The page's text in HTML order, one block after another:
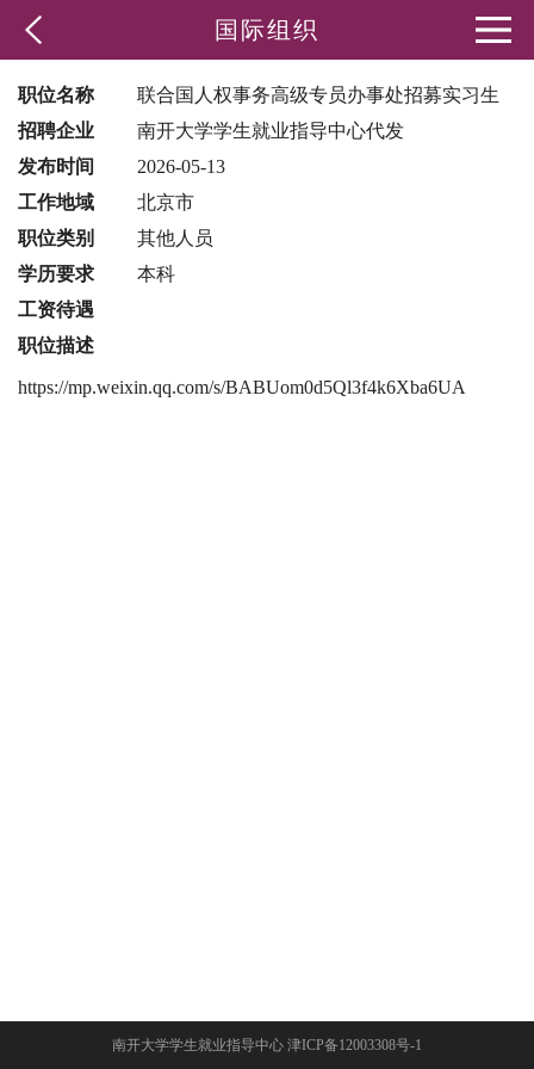
国际组织
职位名称
联合国人权事务高级专员办事处招募实习生
招聘企业
南开大学学生就业指导中心代发
发布时间
2026-05-13
工作地域
北京市
职位类别
其他人员
学历要求
本科
工资待遇
职位描述
https://mp.weixin.qq.com/s/BABUom0d5Ql3f4k6Xba6UA
南开大学学生就业指导中心 津ICP备12003308号-1